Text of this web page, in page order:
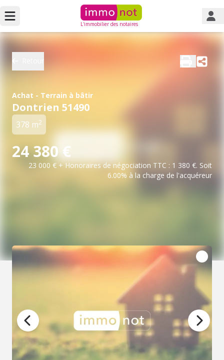
L'immobilier des notaires
Achat - Terrain à bâtir
Dontrien 51490
378 m2
24 380 €
23 000 € + Honoraires de négociation TTC : 1 380 €. Soit
6.00% à la charge de l'acquéreur